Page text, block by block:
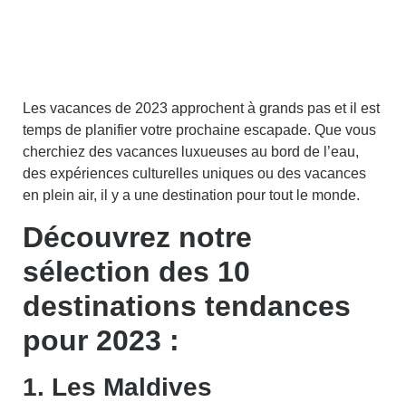
Les vacances de 2023 approchent à grands pas et il est
temps de planifier votre prochaine escapade. Que vous
cherchiez des vacances luxueuses au bord de l’eau,
des expériences culturelles uniques ou des vacances
en plein air, il y a une destination pour tout le monde.
Découvrez notre
sélection des 10
destinations tendances
pour 2023 :
1. Les Maldives